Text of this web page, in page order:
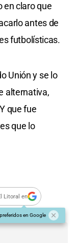
en claro que
antes de
futbolísticas.
Unión y se lo
alternativa,
que fue
que lo
Litoral en
en Google